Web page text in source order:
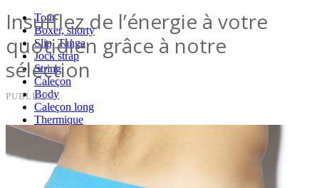
Tout
Boxer, shorty
Slip, Tanga
Jock strap
String
Caleçon
Body
Caleçon long
Thermique
Backless
Effet push-up
Lots
Grandes Tailles
Insufflez de l’énergie à votre
quotidien grâce à notre
sélection
PUBLIÉ LE